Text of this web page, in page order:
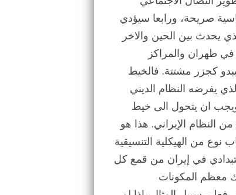
صريحة، ورابعا سيؤدي
يحدث بين الحين والاخر
طهران والمراكز
كجزر مشتتة. فالخيط
يفرضه النظام الديني
ويجب ان يتحول الى خيط
النظام الإيراني. هذا هو
نوع من الهيكلية التنسيقية
في إيران من قمع كل
معظم المكونات